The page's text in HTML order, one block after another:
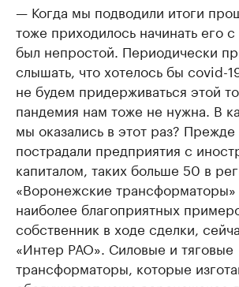
— Когда мы подводили итоги
тоже приходилось начинать его
был непростой. Периодически
слышать, что хотелось бы covid-
не будем придерживаться этой
пандемия нам тоже не нужна. В
мы оказались в этот раз? Прежде
пострадали предприятия с
капиталом, таких больше 50 в
«Воронежские трансформаторы»
наиболее благоприятных
собственник в ходе сделки,
«Интер РАО». Силовые и тяговые
трансформаторы, которые